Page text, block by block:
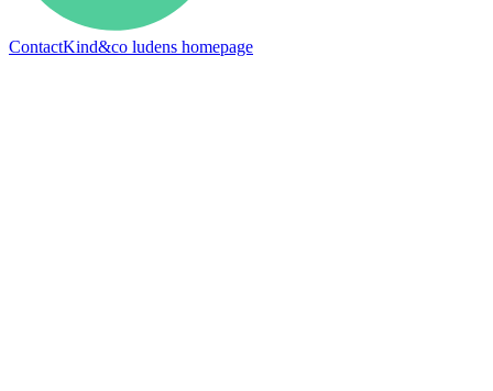
ContactKind&co ludens homepage